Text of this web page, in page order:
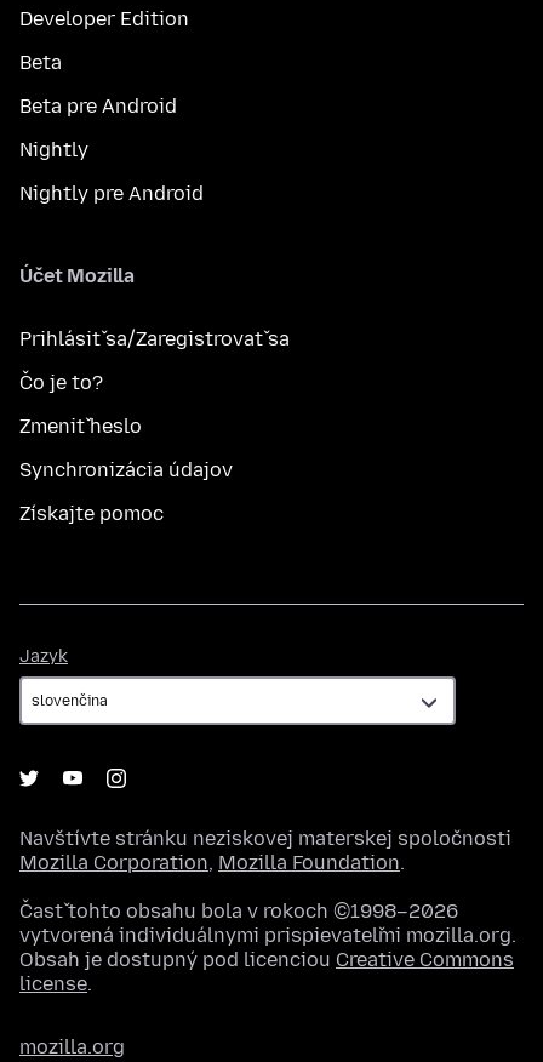
Developer Edition
Beta
Beta pre Android
Nightly
Nightly pre Android
Účet Mozilla
Prihlásiť sa/Zaregistrovať sa
Čo je to?
Zmeniť heslo
Synchronizácia údajov
Získajte pomoc
Jazyk
Navštívte stránku neziskovej materskej spoločnosti
Mozilla Corporation, Mozilla Foundation.
Časť tohto obsahu bola v rokoch ©1998–2026
vytvorená individuálnymi prispievateľmi mozilla.org.
Obsah je dostupný pod licenciou Creative Commons
license.
mozilla.org